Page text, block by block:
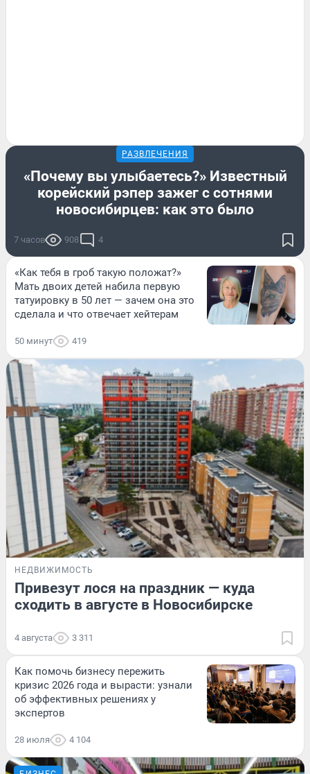
РАЗВЛЕЧЕНИЯ
«Почему вы улыбаетесь?» Известный
корейский рэпер зажег с сотнями
новосибирцев: как это было
7 часов 908 4
«Как тебя в гроб такую положат?»
Мать двоих детей набила первую
татуировку в 50 лет — зачем она это
сделала и что отвечает хейтерам
50 минут 419
НЕДВИЖИМОСТЬ
Привезут лося на праздник — куда
сходить в августе в Новосибирске
4 августа 3 311
Как помочь бизнесу пережить
кризис 2026 года и вырасти: узнали
об эффективных решениях у
экспертов
28 июля 4 104